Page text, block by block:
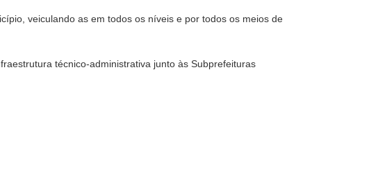
veiculando as em todos os níveis e por todos os meios de
técnico-administrativa junto às Subprefeituras